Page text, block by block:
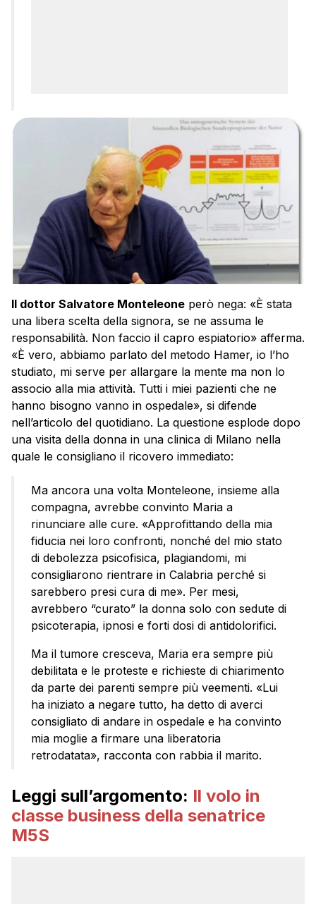
Il dottor Salvatore Monteleone però nega: «È stata
una libera scelta della signora, se ne assuma le
responsabilità. Non faccio il capro espiatorio» afferma.
«È vero, abbiamo parlato del metodo Hamer, io l’ho
studiato, mi serve per allargare la mente ma non lo
associo alla mia attività. Tutti i miei pazienti che ne
hanno bisogno vanno in ospedale», si difende
nell’articolo del quotidiano. La questione esplode dopo
una visita della donna in una clinica di Milano nella
quale le consigliano il ricovero immediato:
Ma ancora una volta Monteleone, insieme alla
compagna, avrebbe convinto Maria a
rinunciare alle cure. «Approfittando della mia
fiducia nei loro confronti, nonché del mio stato
di debolezza psicofisica, plagiandomi, mi
consigliarono rientrare in Calabria perché si
sarebbero presi cura di me». Per mesi,
avrebbero “curato” la donna solo con sedute di
psicoterapia, ipnosi e forti dosi di antidolorifici.
Ma il tumore cresceva, Maria era sempre più
debilitata e le proteste e richieste di chiarimento
da parte dei parenti sempre più veementi. «Lui
ha iniziato a negare tutto, ha detto di averci
consigliato di andare in ospedale e ha convinto
mia moglie a firmare una liberatoria
retrodatata», racconta con rabbia il marito.
Leggi sull’argomento: Il volo in
classe business della senatrice
M5S